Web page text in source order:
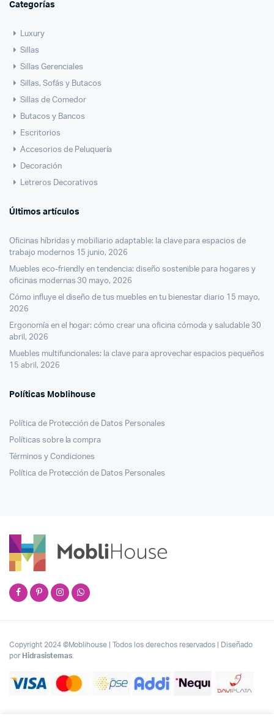
Categorías
Luxury
Sillas
Sillas Gerenciales
Sillas, Sofás y Butacos
Sillas de Comedor
Butacos y Bancos
Escritorios
Accesorios de Peluquería
Decoración
Letreros Decorativos
Últimos artículos
Oficinas híbridas y mobiliario adaptable: la clave para espacios de
trabajo modernos 15 junio, 2026
Muebles eco-friendly en tendencia: diseño sostenible para hogares y
oficinas modernas 30 mayo, 2026
Cómo influye el diseño de tus muebles en tu bienestar diario 15 mayo,
2026
Ergonomía en el hogar: cómo crear una oficina cómoda y saludable 30
abril, 2026
Muebles multifuncionales: la clave para aprovechar espacios pequeños
15 abril, 2026
Políticas Moblihouse
Política de Protección de Datos Personales
Políticas sobre la compra
Términos y Condiciones
Política de Protección de Datos Personales
Copyright 2024 ©Moblihouse | Todos los derechos reservados | Diseñado
por Hidrasistemas.